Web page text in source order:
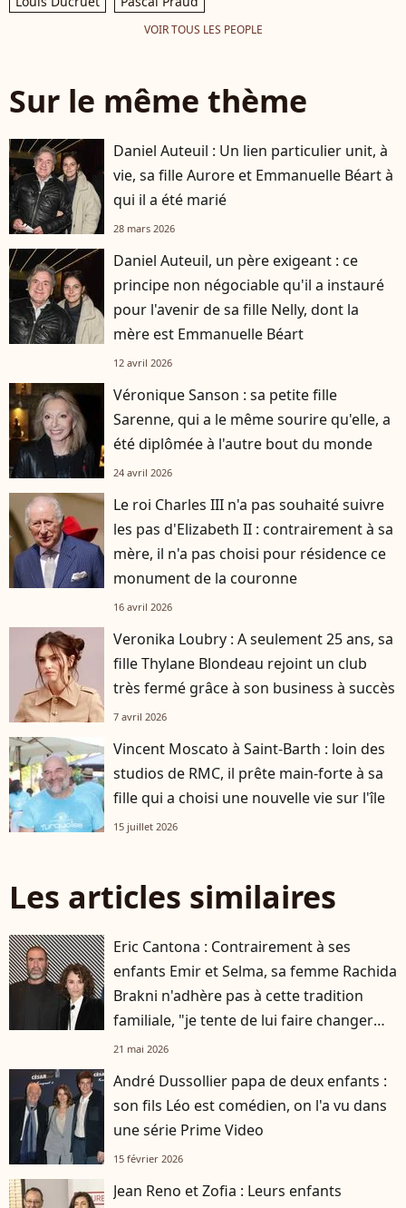
VOIR TOUS LES PEOPLE
Sur le même thème
Daniel Auteuil : Un lien particulier unit, à
vie, sa fille Aurore et Emmanuelle Béart à
qui il a été marié
28 mars 2026
Daniel Auteuil, un père exigeant : ce
principe non négociable qu'il a instauré
pour l'avenir de sa fille Nelly, dont la
mère est Emmanuelle Béart
12 avril 2026
Véronique Sanson : sa petite fille
Sarenne, qui a le même sourire qu'elle, a
été diplômée à l'autre bout du monde
24 avril 2026
Le roi Charles III n'a pas souhaité suivre
les pas d'Elizabeth II : contrairement à sa
mère, il n'a pas choisi pour résidence ce
monument de la couronne
16 avril 2026
Veronika Loubry : A seulement 25 ans, sa
fille Thylane Blondeau rejoint un club
très fermé grâce à son business à succès
7 avril 2026
Vincent Moscato à Saint-Barth : loin des
studios de RMC, il prête main-forte à sa
fille qui a choisi une nouvelle vie sur l'île
15 juillet 2026
Les articles similaires
Eric Cantona : Contrairement à ses
enfants Emir et Selma, sa femme Rachida
Brakni n'adhère pas à cette tradition
familiale, "je tente de lui faire changer
d'avis"
21 mai 2026
André Dussollier papa de deux enfants :
son fils Léo est comédien, on l'a vu dans
une série Prime Video
15 février 2026
Jean Reno et Zofia : Leurs enfants